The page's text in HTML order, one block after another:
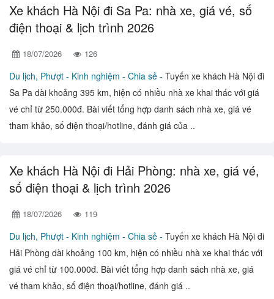
Xe khách Hà Nội đi Sa Pa: nhà xe, giá vé, số
điện thoại & lịch trình 2026
18/07/2026 126
Du lịch, Phượt - Kinh nghiệm - Chia sẻ - Tuyến xe khách Hà Nội đi
Sa Pa dài khoảng 395 km, hiện có nhiều nhà xe khai thác với giá
vé chỉ từ 250.000đ. Bài viết tổng hợp danh sách nhà xe, giá vé
tham khảo, số điện thoại/hotline, đánh giá của ..
Xe khách Hà Nội đi Hải Phòng: nhà xe, giá vé,
số điện thoại & lịch trình 2026
18/07/2026 119
Du lịch, Phượt - Kinh nghiệm - Chia sẻ - Tuyến xe khách Hà Nội đi
Hải Phòng dài khoảng 100 km, hiện có nhiều nhà xe khai thác với
giá vé chỉ từ 100.000đ. Bài viết tổng hợp danh sách nhà xe, giá
vé tham khảo, số điện thoại/hotline, đánh giá ..